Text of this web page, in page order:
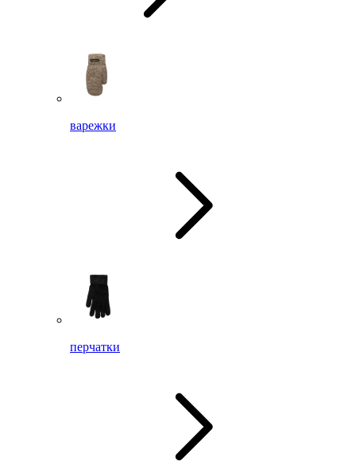
варежки
перчатки